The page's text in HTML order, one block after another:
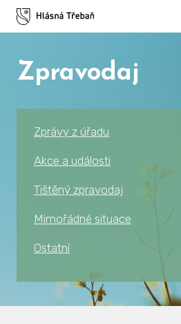
Zpravodaj
Zprávy z úřadu
Akce a události
Tištěný zpravodaj
Mimořádné situace
Ostatní